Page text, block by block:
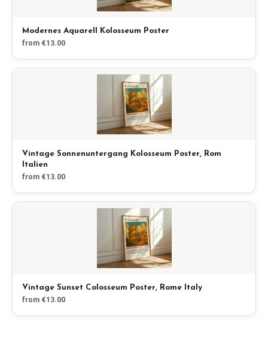
Modernes Aquarell Kolosseum Poster
from €13.00
Vintage Sonnenuntergang Kolosseum Poster, Rom
Italien
from €13.00
Vintage Sunset Colosseum Poster, Rome Italy
from €13.00